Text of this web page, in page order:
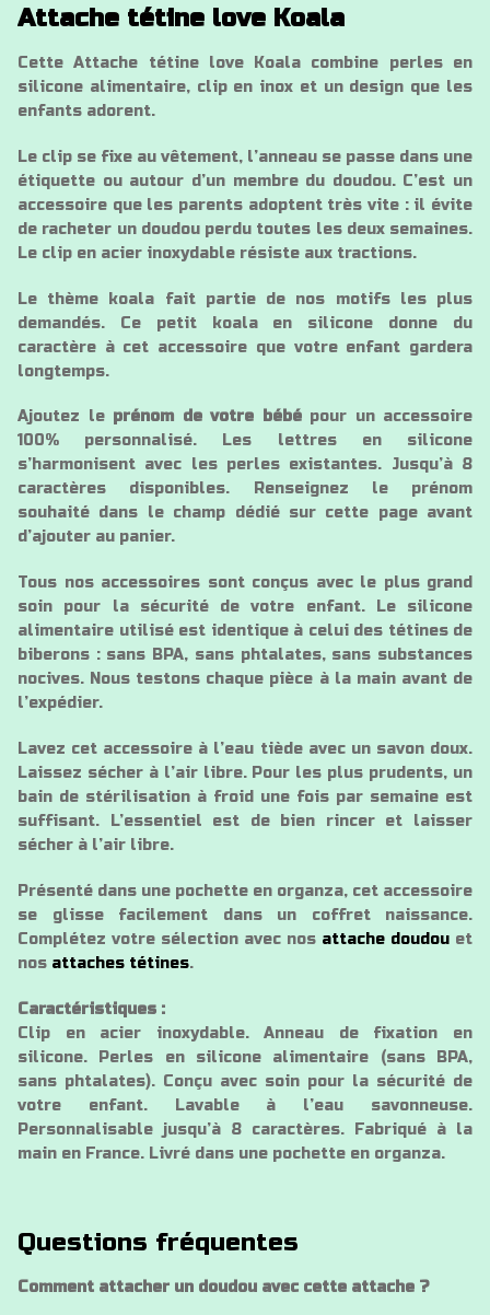
Attache tétine love Koala
Cette Attache tétine love Koala combine perles en
silicone alimentaire, clip en inox et un design que les
enfants adorent.
Le clip se fixe au vêtement, l’anneau se passe dans une
étiquette ou autour d’un membre du doudou. C’est un
accessoire que les parents adoptent très vite : il évite
de racheter un doudou perdu toutes les deux semaines.
Le clip en acier inoxydable résiste aux tractions.
Le thème koala fait partie de nos motifs les plus
demandés. Ce petit koala en silicone donne du
caractère à cet accessoire que votre enfant gardera
longtemps.
Ajoutez le prénom de votre bébépour un accessoire
100% personnalisé. Les lettres en silicone
s’harmonisent avec les perles existantes. Jusqu’à 8
caractères disponibles. Renseignez le prénom
souhaité dans le champ dédié sur cette page avant
d’ajouter au panier.
Tous nos accessoires sont conçus avec le plus grand
soin pour la sécurité de votre enfant. Le silicone
alimentaire utilisé est identique à celui des tétines de
biberons : sans BPA, sans phtalates, sans substances
nocives. Nous testons chaque pièce à la main avant de
l’expédier.
Lavez cet accessoire à l’eau tiède avec un savon doux.
Laissez sécher à l’air libre. Pour les plus prudents, un
bain de stérilisation à froid une fois par semaine est
suffisant. L’essentiel est de bien rincer et laisser
sécher à l’air libre.
Présenté dans une pochette en organza, cet accessoire
se glisse facilement dans un coffret naissance.
Complétez votre sélection avec nos attache doudou et
nos attaches tétines.
Caractéristiques :
Clip en acier inoxydable. Anneau de fixation en
silicone. Perles en silicone alimentaire (sans BPA,
sans phtalates). Conçu avec soin pour la sécurité de
votre enfant. Lavable à l’eau savonneuse.
Personnalisable jusqu’à 8 caractères. Fabriqué à la
main en France. Livré dans une pochette en organza.
Questions fréquentes
Comment attacher un doudou avec cette attache ?